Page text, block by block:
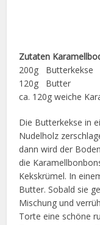
Zutaten
200g Butterkekse
120g Butter
ca. 120g weiche
Die Butterkekse in
Nudelholz
dann wird der
die
Kekskrümel. In
Butter. Sobald sie
Mischung und
Torte eine schöne